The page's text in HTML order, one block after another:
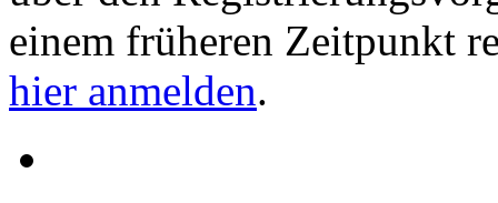
einem früheren Zeitpunkt
hier anmelden.